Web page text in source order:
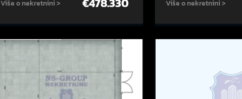
Više o nekretnini > Više o nekretnini >